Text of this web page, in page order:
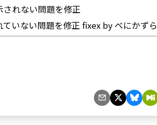
されない問題を修正
いない問題を修正 fixex by べにかずら